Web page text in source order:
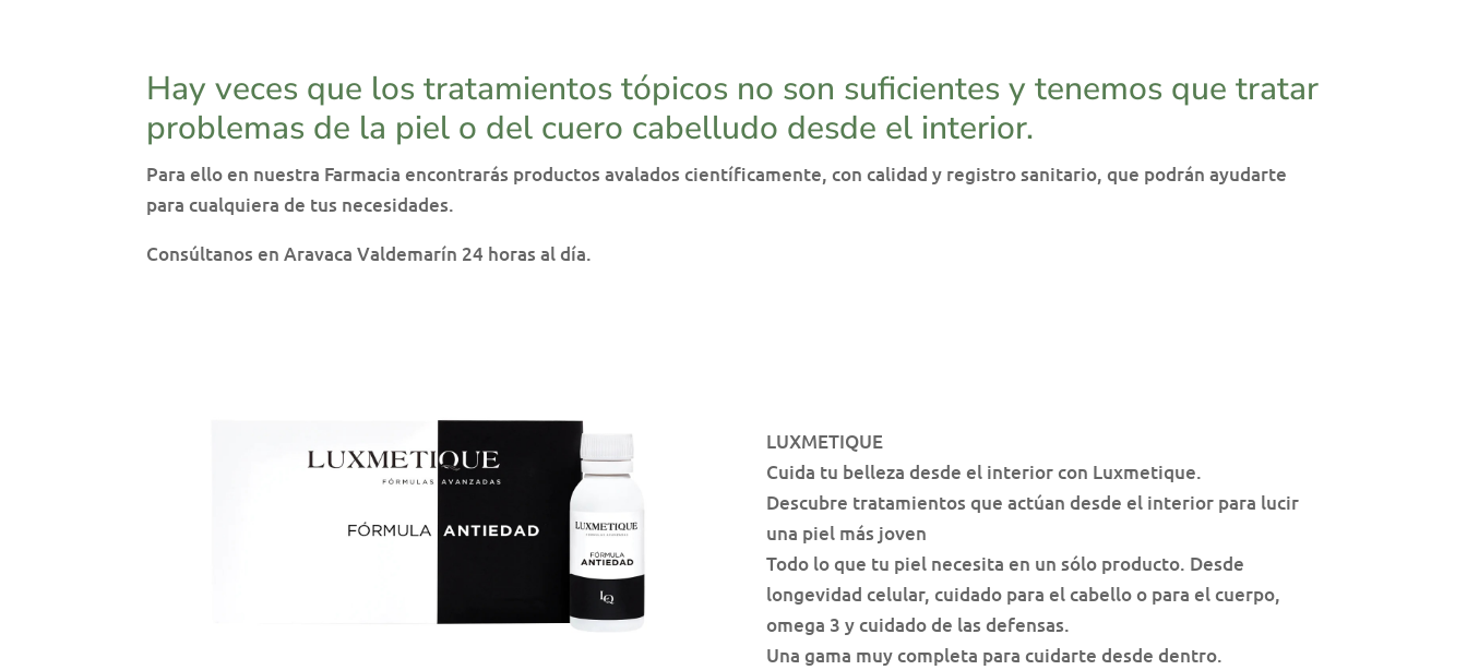
Hay veces que los tratamientos tópicos no son suficientes y tenemos que tratar
problemas de la piel o del cuero cabelludo desde el interior.
Para ello en nuestra Farmacia encontrarás productos avalados científicamente, con calidad y registro sanitario, que podrán ayudarte
para cualquiera de tus necesidades.
Consúltanos en Aravaca Valdemarín 24 horas al día.
LUXMETIQUE
Cuida tu belleza desde el interior con Luxmetique.
Descubre tratamientos que actúan desde el interior para lucir
una piel más joven
Todo lo que tu piel necesita en un sólo producto. Desde
longevidad celular, cuidado para el cabello o para el cuerpo,
omega 3 y cuidado de las defensas.
Una gama muy completa para cuidarte desde dentro.